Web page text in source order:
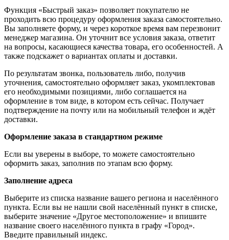
Функция «Быстрый заказ» позволяет покупателю не
проходить всю процедуру оформления заказа самостоятельно.
Вы заполняете форму, и через короткое время вам перезвонит
менеджер магазина. Он уточнит все условия заказа, ответит
на вопросы, касающиеся качества товара, его особенностей. А
также подскажет о вариантах оплаты и доставки.
По результатам звонка, пользователь либо, получив
уточнения, самостоятельно оформляет заказ, укомплектовав
его необходимыми позициями, либо соглашается на
оформление в том виде, в котором есть сейчас. Получает
подтверждение на почту или на мобильный телефон и ждёт
доставки.
Оформление заказа в стандартном режиме
Если вы уверены в выборе, то можете самостоятельно
оформить заказ, заполнив по этапам всю форму.
Заполнение адреса
Выберите из списка название вашего региона и населённого
пункта. Если вы не нашли свой населённый пункт в списке,
выберите значение «Другое местоположение» и впишите
название своего населённого пункта в графу «Город».
Введите правильный индекс.